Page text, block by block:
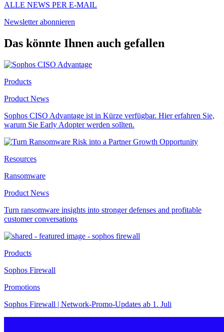
ALLE NEWS PER E-MAIL
Newsletter abonnieren
Das könnte Ihnen auch gefallen
Products
Product News
Sophos CISO Advantage ist in Kürze verfügbar. Hier erfahren Sie,
warum Sie Early Adopter werden sollten.
Resources
Ransomware
Product News
Turn ransomware insights into stronger defenses and profitable
customer conversations
Products
Sophos Firewall
Promotions
Sophos Firewall | Network-Promo-Updates ab 1. Juli